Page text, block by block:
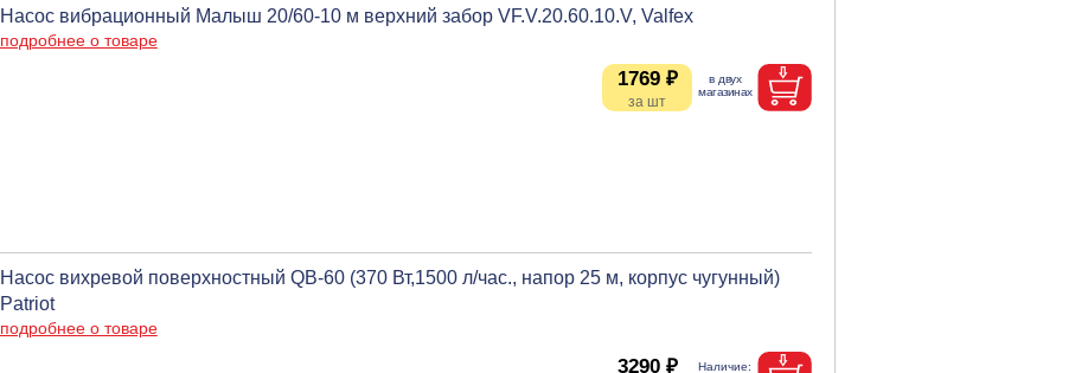
Насос вибрационный Малыш 20/60-10 м верхний забор VF.V.20.60.10.V, Valfex
подробнее о товаре
1769 ₽
Насос вихревой поверхностный QB-60 (370 Вт,1500 л/час., напор 25 м, корпус чугунный)
Patriot
подробнее о товаре
3290 ₽